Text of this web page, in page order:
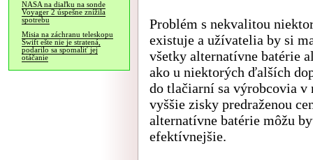
NASA na diaľku na sonde
Voyager 2 úspešne znížila
spotrebu
Misia na záchranu teleskopu
Swift ešte nie je stratená,
podarilo sa spomaliť jej
otáčanie
Problém s nekvalitou
existuje a užívatelia by si
všetky alternatívne batérie
ako u niektorých ďalších
do tlačiarní sa výrobcovia v
vyššie zisky predraženou
alternatívne batérie môžu
efektívnejšie.